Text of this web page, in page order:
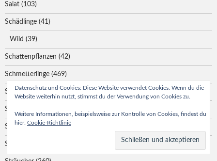
Salat (103)
Schädlinge (41)
Wild (39)
Schattenpflanzen (42)
Schmetterlinge (469)
Sommer(452)
Spinnen
Städtetouren(3)
Stauden
Datenschutz und Cookies: Diese Website verwendet Cookies. Wenn du die
Website weiterhin nutzt, stimmst du der Verwendung von Cookies zu.
Weitere Informationen, beispielsweise zur Kontrolle von Cookies, findest du
hier: Cookie-Richtlinie